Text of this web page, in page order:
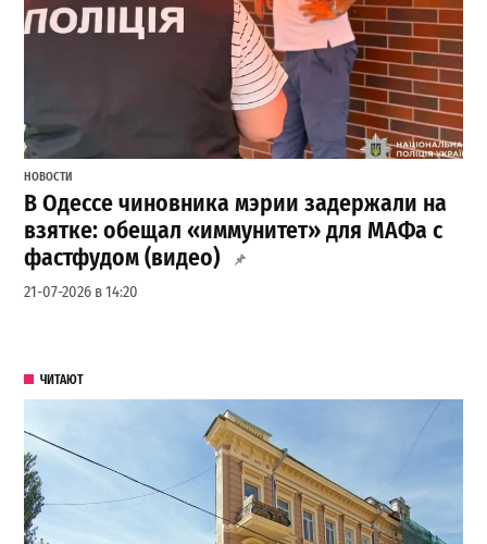
НОВОСТИ
В Одессе чиновника мэрии задержали на
взятке: обещал «иммунитет» для МАФа с
фастфудом (видео)
21-07-2026 в 14:20
ЧИТАЮТ